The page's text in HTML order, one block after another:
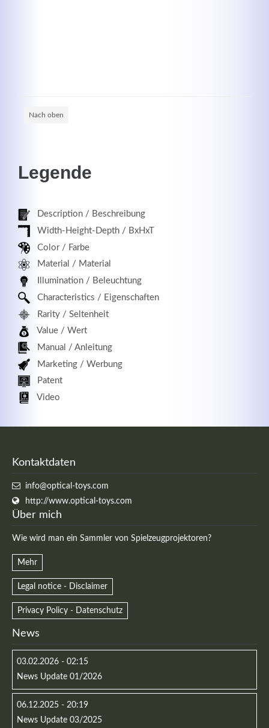
Nach oben
Legende
Description / Beschreibung
Width-Height-Depth / BxHxT
Color / Farbe
Material / Material
Illumination / Beleuchtung
Characteristics / Eigenschaften
Rarity / Seltenheit
Value / Wert
Manual / Anleitung
Marketing / Werbung
Patent
Video
Kontaktdaten
info@optical-toys.com
http://www.optical-toys.com
Über mich
Wie wird man ein Sammler von Spielzeugprojektoren?
Mehr
Legal notice - Disclaimer
Privacy Policy - Datenschutz
News
03.02.2026 - 02:15
News Update 01/2026
06.12.2025 - 20:19
News Update 03/2025